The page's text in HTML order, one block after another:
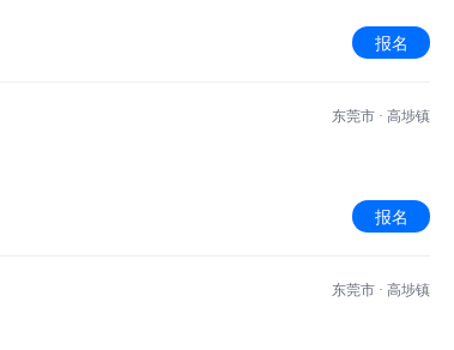
报名
东莞市 · 高埗镇
报名
东莞市 · 高埗镇